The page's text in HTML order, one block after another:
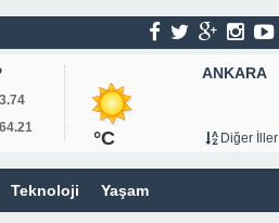
ANKARA
°C Diğer İller
Teknoloji Yaşam